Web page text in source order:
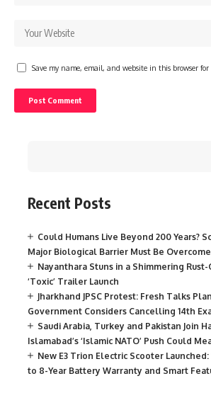
Save my name, email, and website in this browser
Recent Posts
Could Humans Live Beyond 200 Years?
Major Biological Barrier Must Be Overcome
Nayanthara Stuns in a Shimmering
‘Toxic’ Trailer Launch
Jharkhand JPSC Protest: Fresh Talks
Government Considers Cancelling 14th
Saudi Arabia, Turkey and Pakistan Join
Islamabad’s ‘Islamic NATO’ Push Could
New E3 Trion Electric Scooter Launched:
to 8-Year Battery Warranty and Smart